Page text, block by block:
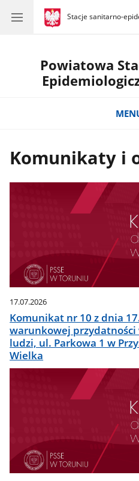
gov.pl
Stacje sanitarno-
gov.pl
Stacje
Powiatowa
Komunikaty i
17.07.2026
Komunikat nr 10 z dnia
warunkowej przydatności
ludzi, ul. Parkowa 1 w
Wielka